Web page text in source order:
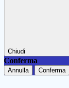
Chiudi
Conferma
Annulla Conferma